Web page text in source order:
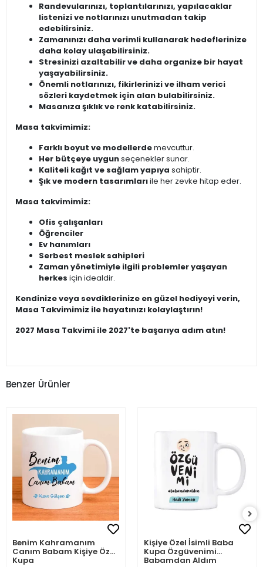
Randevularınızı, toplantılarınızı, yapılacaklar
listenizi ve notlarınızı unutmadan takip
edebilirsiniz.
Zamanınızı daha verimli kullanarak hedeflerinize
daha kolay ulaşabilirsiniz.
Stresinizi azaltabilir ve daha organize bir hayat
yaşayabilirsiniz.
Önemli notlarınızı, fikirlerinizi ve ilham verici
sözleri kaydetmek için alan bulabilirsiniz.
Masanıza şıklık ve renk katabilirsiniz.
Masa takvimimiz:
Farklı boyut ve modellerdemevcuttur.
Her bütçeye uygunseçenekler sunar.
Kaliteli kağıt ve sağlam yapıya sahiptir.
Şık ve modern tasarımlarıile her zevke hitap eder.
Masa takvimimiz:
Ofis çalışanları
Öğrenciler
Ev hanımları
Serbest meslek sahipleri
Zaman yönetimiyle ilgili problemler yaşayan
herkes için idealdir.
Kendinize veya sevdiklerinize en güzel hediyeyi verin,
Masa Takvimimiz ile hayatınızı kolaylaştırın!
2027 Masa Takvimi ile 2027'te başarıya adım atın!
Benzer Ürünler
Benim Kahramanım
Canım Babam Kişiye Özel
Kupa
Kişiye Özel İsimli Baba
Kupa Özgüvenimi
Babamdan Aldım